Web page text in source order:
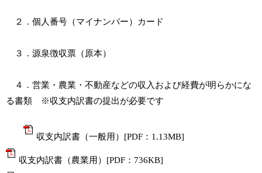
２．個人番号（マイナンバー）カード
３．源泉徴収票（原本）
４．営業・農業・不動産などの収入および経費が明らかにな
る書類 ※収支内訳書の提出が必要です
収支内訳書（一般用）[PDF：1.13MB]
収支内訳書（農業用）[PDF：736KB]